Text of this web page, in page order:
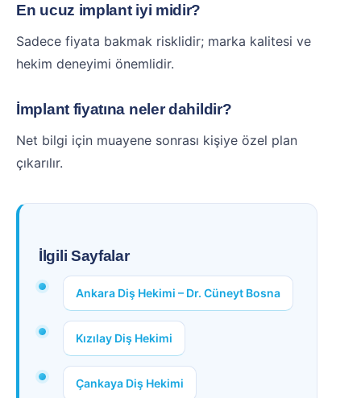
En ucuz implant iyi midir?
Sadece fiyata bakmak risklidir; marka kalitesi ve
hekim deneyimi önemlidir.
İmplant fiyatına neler dahildir?
Net bilgi için muayene sonrası kişiye özel plan
çıkarılır.
İlgili Sayfalar
Ankara Diş Hekimi – Dr. Cüneyt Bosna
Kızılay Diş Hekimi
Çankaya Diş Hekimi